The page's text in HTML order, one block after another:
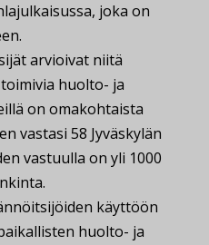
joka on
arvioivat niitä
huolto- ja
on omakohtaista
vastasi 58 Jyväskylän
vastuulla on yli 1000
käyttöön
huolto- ja